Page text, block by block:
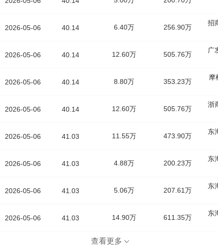
2026-05-06
2026-05-06
2026-05-06
2026-05-06
2026-05-06
2026-05-06
2026-05-06
2026-05-06
40.14 6.40万 256.90万
招
40.14 12.60万 505.76万
广
40.14 8.80万 353.23万
摩
40.14 12.60万 505.76万
浙
41.03 11.55万 473.90万
东
41.03 4.88万 200.23万
东
41.03 5.06万 207.61万
东
41.03 14.90万 611.35万
东
查看更多